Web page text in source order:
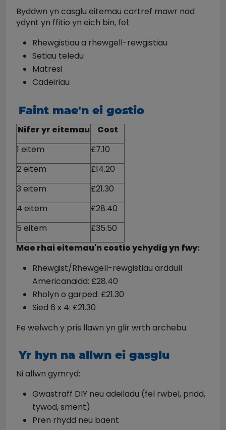
Byddwn yn casglu eitemau cartref mawr nad
ydynt yn ffitio yn eich bin, fel:
Rhewgistiau a rhewgell-rewgistiau
Setiau teledu
Matresi
Cadeiriau
Faint mae'n ei gostio
Nifer yr eitemau
Cost
1 eitem
£7.10
2 eitem
£14.20
3 eitem
£21.30
4 eitem
£28.40
5 eitem
£35.50
Mae rhai eitemau'n costio ychydig yn fwy:
Rhewgist/Rhewgell-rewgistiau arddull
Americanaidd: £28.40
Rholyn o garped: £21.30
Sied 6 x 4: £21.30
Fe welwch y pris llawn yn glir wrth archebu.
Yr hyn na allwn ei gasglu
Ni allwn gymryd:
Gwastraff DIY neu adeiladu (fel rwbel, pridd,
tywod, sment)
Pren rhydd neu baent